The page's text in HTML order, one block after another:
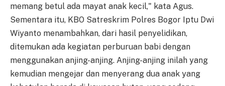
memang betul ada mayat anak kecil," kata Agus.
Sementara itu, KBO Satreskrim Polres Bogor Iptu Dwi
Wiyanto menambahkan, dari hasil penyelidikan,
ditemukan ada kegiatan perburuan babi dengan
menggunakan anjing-anjing. Anjing-anjing inilah yang
kemudian mengejar dan menyerang dua anak yang